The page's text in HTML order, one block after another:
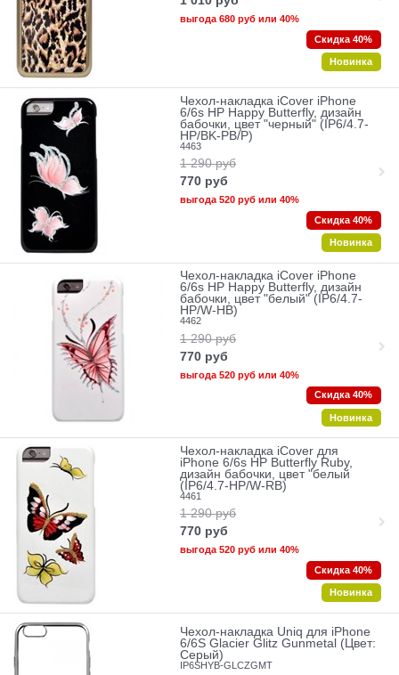
выгода 680 рубили 40%
Скидка 40%
Новинка
Чехол-накладка iCover iPhone
6/6s HP Happy Butterfly, дизайн
бабочки, цвет "черный" (IP6/4.7-
HP/BK-PB/P)
4463
1 290 руб
770 руб
выгода 520 рубили 40%
Скидка 40%
Новинка
Чехол-накладка iCover iPhone
6/6s HP Happy Butterfly, дизайн
бабочки, цвет "белый" (IP6/4.7-
HP/W-HB)
4462
1 290 руб
770 руб
выгода 520 рубили 40%
Скидка 40%
Новинка
Чехол-накладка iCover для
iPhone 6/6s HP Butterfly Ruby,
дизайн бабочки, цвет "белый
(IP6/4.7-HP/W-RB)
4461
1 290 руб
770 руб
выгода520 рубили 40%
Скидка 40%
Новинка
Чехол-накладка Uniq для iPhone
6/6S Glacier Glitz Gunmetal (Цвет:
Серый)
IP6SHYB-GLCZGMT